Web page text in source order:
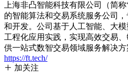
上海非凸智能科技有限公司（简
的智能算法和交易系统服务公司
和开发。公司基于人工智能、大
工程化应用实践，实现高效交易
供一站式数智交易领域服务解决方
https://ft.tech/
加关注